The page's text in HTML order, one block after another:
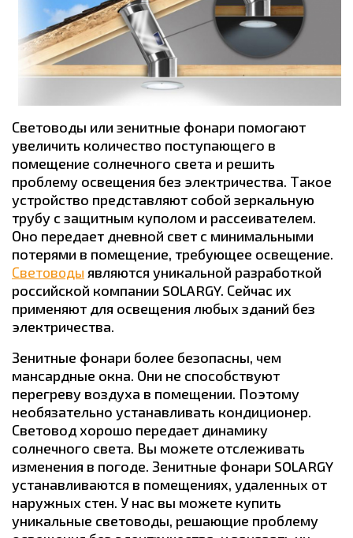
Световоды или зенитные фонари помогают
увеличить количество поступающего в
помещение солнечного света и решить
проблему освещения без электричества. Такое
устройство представляют собой зеркальную
трубу с защитным куполом и рассеивателем.
Оно передает дневной свет с минимальными
потерями в помещение, требующее освещение.
Световоды являются уникальной разработкой
российской компании SOLARGY. Сейчас их
применяют для освещения любых зданий без
электричества.
Зенитные фонари более безопасны, чем
мансардные окна. Они не способствуют
перегреву воздуха в помещении. Поэтому
необязательно устанавливать кондиционер.
Световод хорошо передает динамику
солнечного света. Вы можете отслеживать
изменения в погоде. Зенитные фонари SOLARGY
устанавливаются в помещениях, удаленных от
наружных стен. У нас вы можете купить
уникальные световоды, решающие проблему